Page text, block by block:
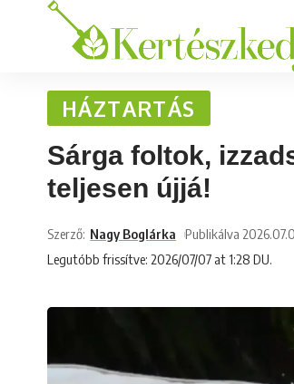
HÁZTARTÁS
Sárga foltok,
teljesen újjá!
Legutóbb frissítve: 2026/07/07 at 1:28 DU.
Szerző: Nagy Boglárka Publikálva